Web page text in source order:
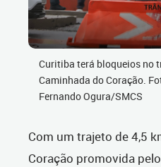
Curitiba terá bloqueios no
Caminhada do Coração.
Fernando Ogura/SMCS
Com um trajeto de 4,5
Coração promovida